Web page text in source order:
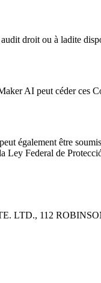
droit ou à ladite
AI peut céder ces
également être
Federal de
LTD., 112